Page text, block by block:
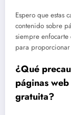
Espero que estas
contenido sobre
siempre enfocarte
para
¿Qué
páginas
gratuita?